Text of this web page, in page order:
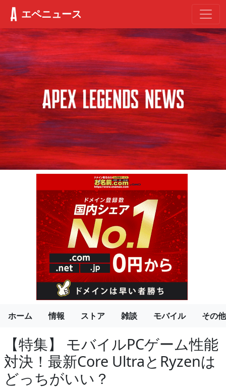
エペニュース
ホーム 情報 ストア 雑談 モバイル その他
【特集】 モバイルPCゲーム性能
対決！最新Core UltraとRyzenは
どっちがいい？